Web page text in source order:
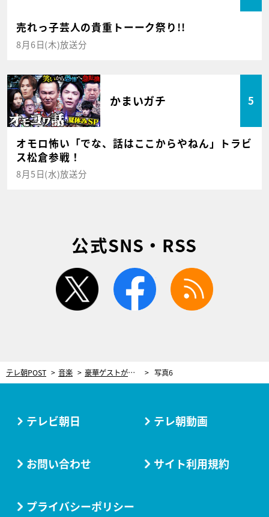
売れっ子芸人の貴重トーーク祭り!!
8月6日(木)放送分
かまいガチ 5
オモロ怖い「でな、話はここからやねん」トラビ
ス松倉参戦！
8月5日(水)放送分
公式SNS・RSS
twitter facebook
テレ朝POST 音楽 豪華ゲストが昭和の名曲ランキングを熱唱！中森明菜、早見優、堀ちえみ…“花の82年組”の秘蔵映像も 写真6
テレビ朝日 テレ朝動画
お問い合わせ サイト利用規約
プライバシーポリシー